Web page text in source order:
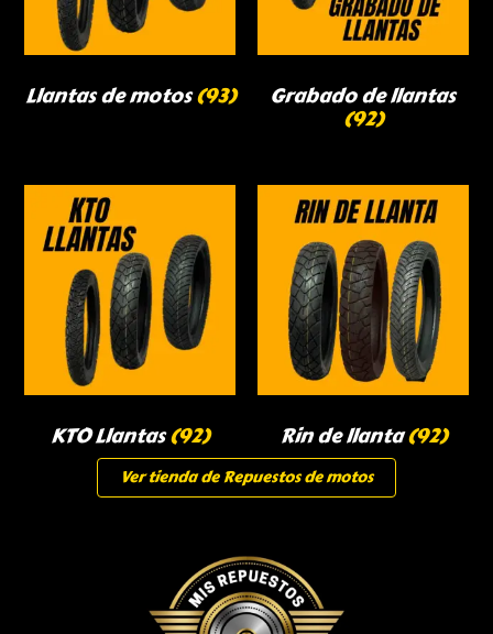
Llantas de motos(93) Grabado de llantas
(92)
KTO Llantas(92) Rin de llanta(92)
Ver tienda de Repuestos de motos